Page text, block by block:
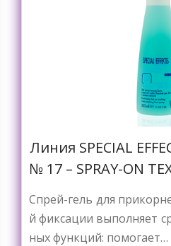
Линия SPECIAL
№ 17 – SPRAY-ON
Спрей-гель для
й фиксации выполняет
ных функций: помогает…